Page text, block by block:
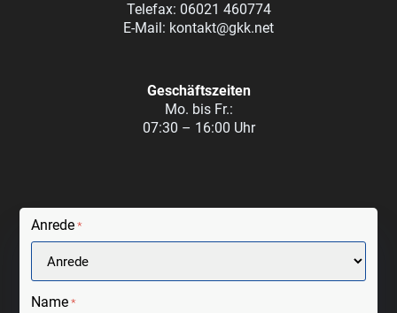
Telefax: 06021 460774
E-Mail: kontakt@gkk.net
Geschäftszeiten
Mo. bis Fr.:
07:30 – 16:00 Uhr
Anrede *
Name *